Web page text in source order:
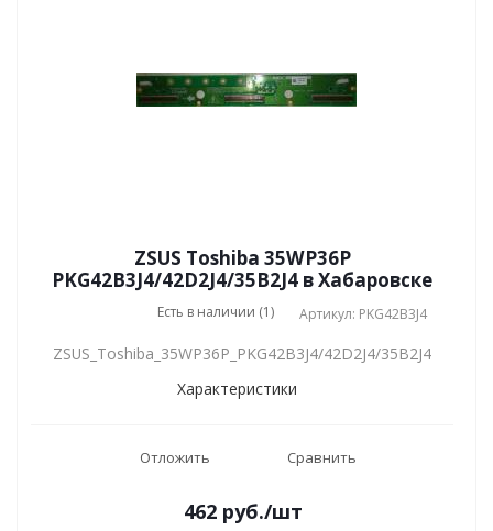
ZSUS Toshiba 35WP36P
PKG42B3J4/42D2J4/35B2J4 в Хабаровске
Есть в наличии (1) Артикул: PKG42B3J4
ZSUS_Toshiba_35WP36P_PKG42B3J4/42D2J4/35B2J4
Характеристики
Отложить Сравнить
462руб./шт